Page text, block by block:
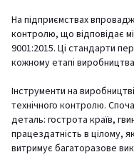
На підприємствах
контролю, що відповідає
9001:2015. Ці стандарти
кожному етапі
Інструменти на
технічного контролю.
деталь: гострота країв,
працездатність в цілому,
витримує багаторазове